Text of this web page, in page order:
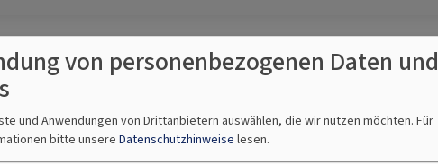
von personenbezogenen Daten und
und Anwendungen von Drittanbietern auswählen, die wir nutzen möchten. Für
bitte unsere Datenschutzhinweise lesen.